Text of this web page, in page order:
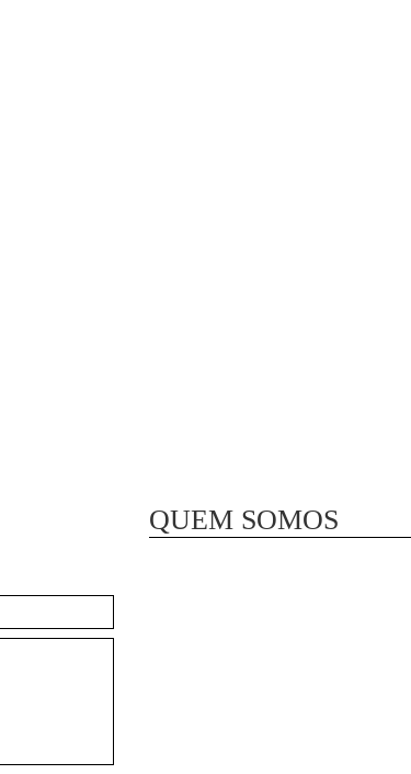
QUEM SOMOS